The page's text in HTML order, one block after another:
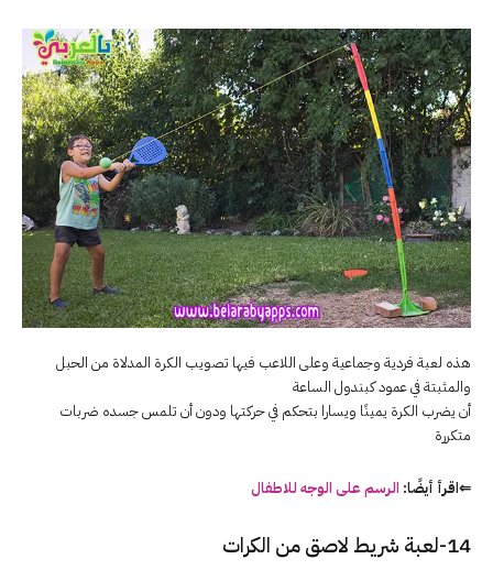
هذه لعبة فردية وجماعية وعلى اللاعب فيها تصويب الكرة المدلاة من الحبل
والمثبتة في عمود كبندول الساعة
أن يضرب الكرة يمينًا ويسارا بتحكم في حركتها ودون أن تلمس جسده ضربات
متكررة
⇐اقرأ أيضًا: الرسم على الوجه للاطفال
14-لعبة شريط لاصق من الكرات